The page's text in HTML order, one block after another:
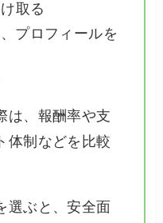
取る
プロフィールを
は、報酬率や支
体制などを比較
選ぶと、安全面